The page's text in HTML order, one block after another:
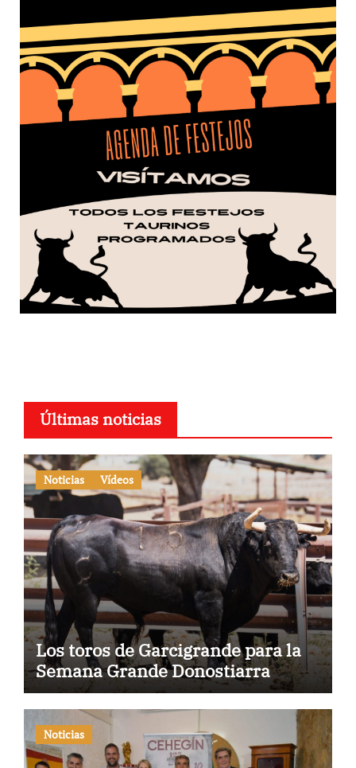
Últimas noticias
Noticias Vídeos
Los toros de Garcigrande para la
Semana Grande Donostiarra
Noticias